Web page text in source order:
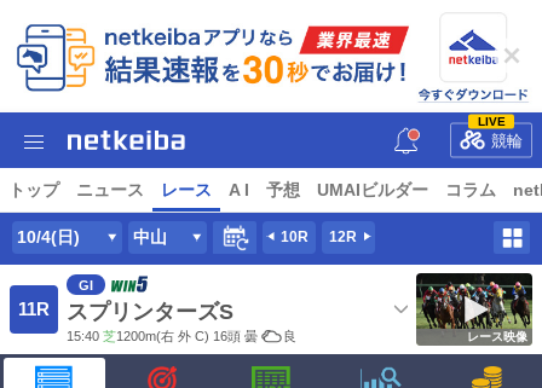
LIVE
競輪
トップ ニュース レース A I 予想 UMAIビルダー コラム
10/4(日) 中山 10R 12R
11R
GI
スプリンターズS
15:40 芝1200m(右 外 C) 16頭 曇 良 レース映像